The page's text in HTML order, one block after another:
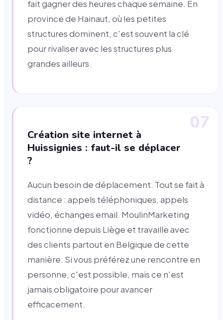
fait gagner des heures chaque semaine. En
province de Hainaut, où les petites
structures dominent, c'est souvent la clé
pour rivaliser avec les structures plus
grandes ailleurs.
07
Création site internet à
Huissignies : faut-il se déplacer
?
Aucun besoin de déplacement. Tout se fait à
distance : appels téléphoniques, appels
vidéo, échanges email. MoulinMarketing
fonctionne depuis Liège et travaille avec
des clients partout en Belgique de cette
manière. Si vous préférez une rencontre en
personne, c'est possible, mais ce n'est
jamais obligatoire pour avancer
efficacement.